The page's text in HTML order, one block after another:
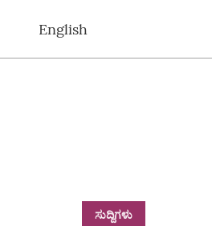
English
ಸುದ್ದಿಗಳು